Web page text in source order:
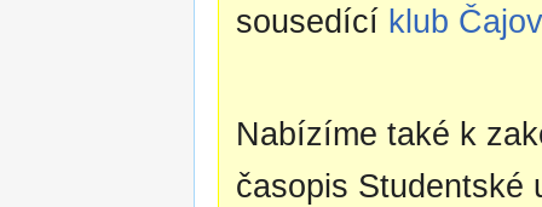
sousedící klub
Nabízíme také k
časopis Studentské